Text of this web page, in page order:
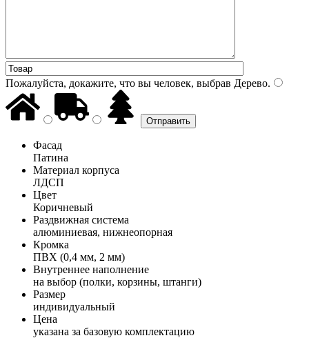
Пожалуйста, докажите, что вы человек, выбрав Дерево.
Фасад
Патина
Материал корпуса
ЛДСП
Цвет
Коричневый
Раздвижная система
алюминиевая, нижнеопорная
Кромка
ПВХ (0,4 мм, 2 мм)
Внутреннее наполнение
на выбор (полки, корзины, штанги)
Размер
индивидуальный
Цена
указана за базовую комплектацию